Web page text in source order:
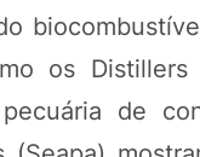
os Distillers
de